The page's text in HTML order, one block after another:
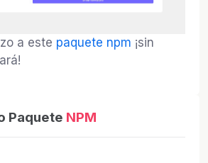
a este paquete npm ¡sin
Paquete NPM